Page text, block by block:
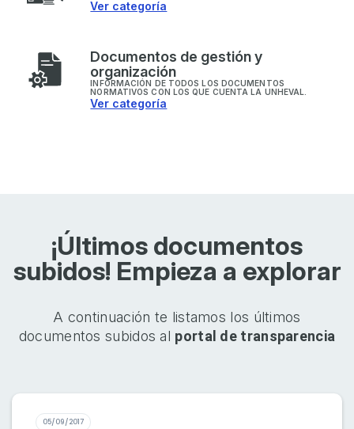
Ver categoría
Documentos de gestión y
organización
INFORMACIÓN DE TODOS LOS DOCUMENTOS
NORMATIVOS CON LOS QUE CUENTA LA UNHEVAL.
Ver categoría
¡Últimos documentos
subidos! Empieza a explorar
A continuación te listamos los últimos
documentos subidos al portal de transparencia
05/09/2017